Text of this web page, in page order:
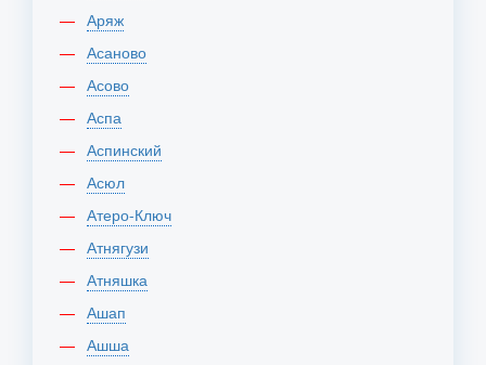
Аряж
Асаново
Асово
Аспа
Аспинский
Асюл
Атеро-Ключ
Атнягузи
Атняшка
Ашап
Ашша